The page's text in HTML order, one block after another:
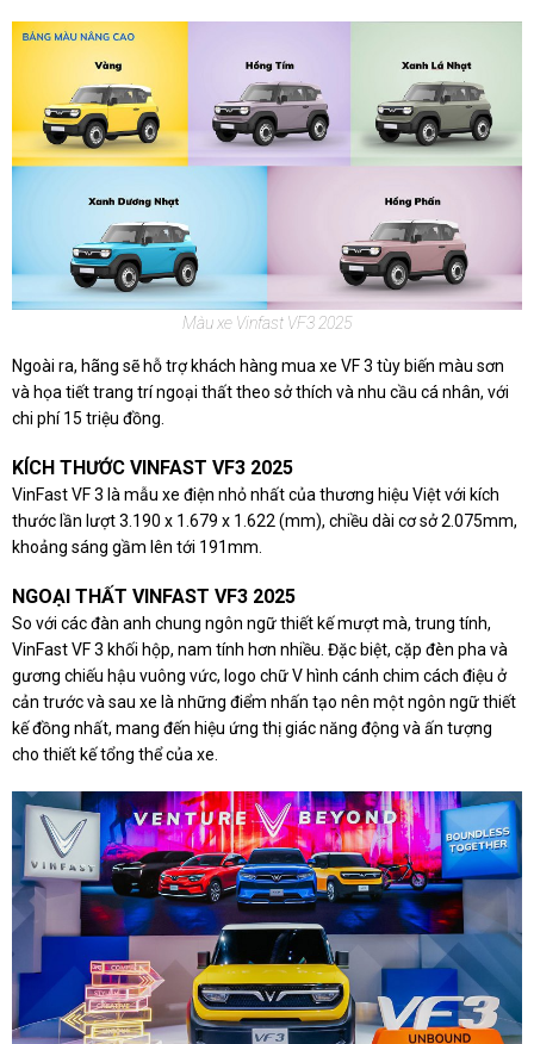
Màu xe Vinfast VF3 2025
Ngoài ra, hãng sẽ hỗ trợ khách hàng mua xe VF 3 tùy biến màu sơn
và họa tiết trang trí ngoại thất theo sở thích và nhu cầu cá nhân, với
chi phí 15 triệu đồng.
KÍCH THƯỚC VINFAST VF3 2025
VinFast VF 3 là mẫu xe điện nhỏ nhất của thương hiệu Việt với kích
thước lần lượt 3.190 x 1.679 x 1.622 (mm), chiều dài cơ sở 2.075mm,
khoảng sáng gầm lên tới 191mm.
NGOẠI THẤT VINFAST VF3 2025
So với các đàn anh chung ngôn ngữ thiết kế mượt mà, trung tính,
VinFast VF 3 khối hộp, nam tính hơn nhiều. Đặc biệt, cặp đèn pha và
gương chiếu hậu vuông vức, logo chữ V hình cánh chim cách điệu ở
cản trước và sau xe là những điểm nhấn tạo nên một ngôn ngữ thiết
kế đồng nhất, mang đến hiệu ứng thị giác năng động và ấn tượng
cho thiết kế tổng thể của xe.